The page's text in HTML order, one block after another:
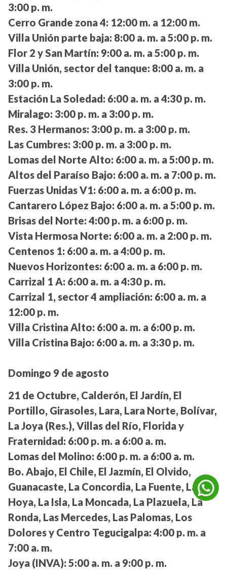
3:00 p. m.
Cerro Grande zona 4: 12:00 m. a 12:00 m.
Villa Unión parte baja: 8:00 a. m. a 5:00 p. m.
Flor 2 y San Martín: 9:00 a. m. a 5:00 p. m.
Villa Unión, sector del tanque: 8:00 a. m. a
3:00 p. m.
Estación La Soledad: 6:00 a. m. a 4:30 p. m.
Miralago: 3:00 p. m. a 3:00 p. m.
Res. 3 Hermanos: 3:00 p. m. a 3:00 p. m.
Las Cumbres: 3:00 p. m. a 3:00 p. m.
Lomas del Norte Alto: 6:00 a. m. a 5:00 p. m.
Altos del Paraíso Bajo: 6:00 a. m. a 7:00 p. m.
Fuerzas Unidas V1: 6:00 a. m. a 6:00 p. m.
Cantarero López Bajo: 6:00 a. m. a 5:00 p. m.
Brisas del Norte: 4:00 p. m. a 6:00 p. m.
Vista Hermosa Norte: 6:00 a. m. a 2:00 p. m.
Centenos 1: 6:00 a. m. a 4:00 p. m.
Nuevos Horizontes: 6:00 a. m. a 6:00 p. m.
Carrizal 1 A: 6:00 a. m. a 4:30 p. m.
Carrizal 1, sector 4 ampliación: 6:00 a. m. a
12:00 p. m.
Villa Cristina Alto: 6:00 a. m. a 6:00 p. m.
Villa Cristina Bajo: 6:00 a. m. a 3:30 p. m.
Domingo 9 de agosto
21 de Octubre, Calderón, El Jardín, El
Portillo, Girasoles, Lara, Lara Norte, Bolívar,
La Joya (Res.), Villas del Río, Florida y
Fraternidad: 6:00 p. m. a 6:00 a. m.
Lomas del Molino: 6:00 p. m. a 6:00 a. m.
Bo. Abajo, El Chile, El Jazmín, El Olvido,
Guanacaste, La Concordia, La Fuente, La
Hoya, La Isla, La Moncada, La Plazuela, La
Ronda, Las Mercedes, Las Palomas, Los
Dolores y Centro Tegucigalpa: 4:00 p. m. a
7:00 a. m.
Joya (INVA): 5:00 a. m. a 9:00 p. m.